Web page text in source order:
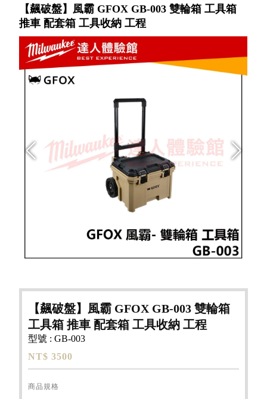
【飆破盤】風霸 GFOX GB-003 雙輪箱 工具箱
推車 配套箱 工具收納 工程
【飆破盤】風霸 GFOX GB-003 雙輪箱
工具箱 推車 配套箱 工具收納 工程
型號 : GB-003
NT$ 3500
商品規格